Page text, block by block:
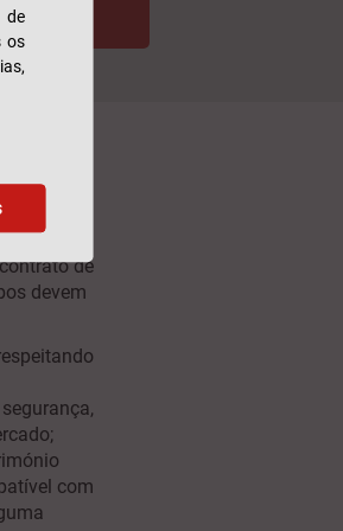
de
devem
com
de
os